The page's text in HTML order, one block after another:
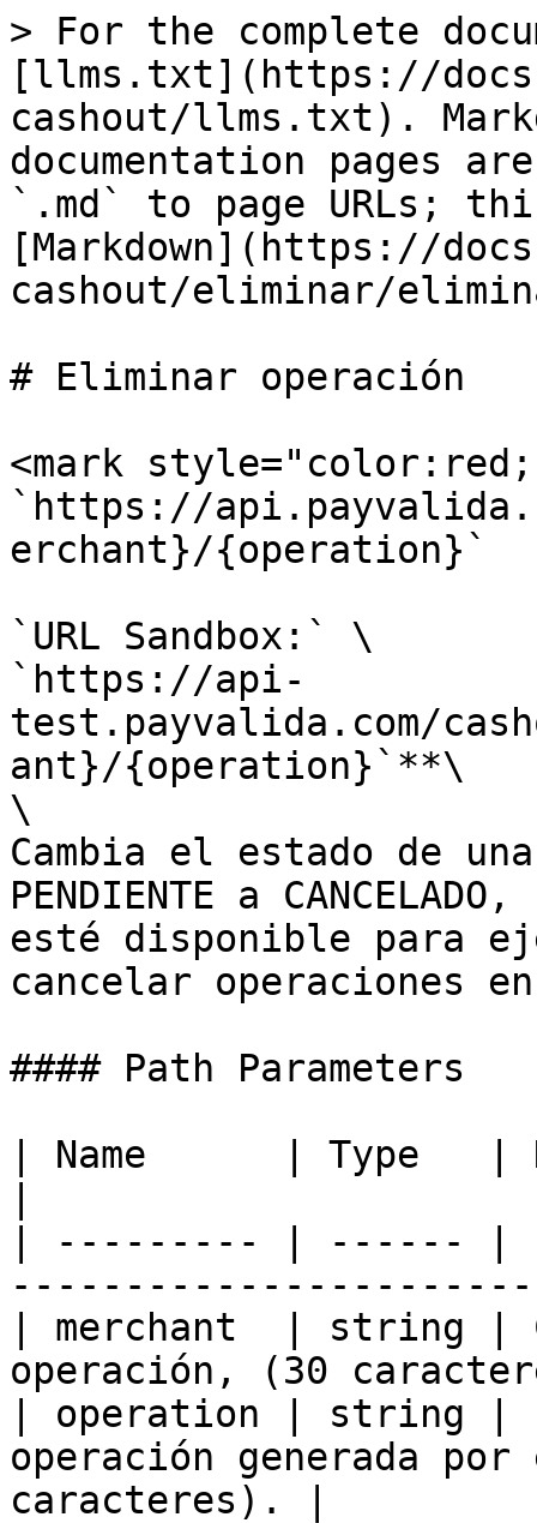
> For the complete
[llms.txt](https://
cashout/llms.txt).
documentation pages
`.md` to page URLs;
[Markdown](https://
cashout/eliminar/
# Eliminar operación
<mark
`https://
erchant}/{operation}`
`URL Sandbox:` \
`https://api-
test.payvalida.com/
ant}/{operation}`**\
\
Cambia el estado de
PENDIENTE a
esté disponible para
cancelar operaciones en
#### Path Parameters
| Name      | Type   |
| --------- | ------ |
| merchant  | string |
operación, (30
| operation | string |
operación generada
caracteres). |